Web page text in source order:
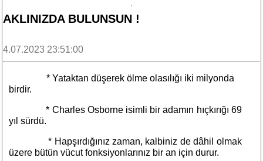
AKLINIZDA BULUNSUN !
4.07.2023 23:51:00
* Yataktan düşerek ölme olasılığı iki milyonda
birdir.
* Charles Osborne isimli bir adamın hıçkırığı 69
yıl sürdü.
* Hapşırdığınız zaman, kalbiniz de dâhil olmak
üzere bütün vücut fonksiyonlarınız bir an için durur.